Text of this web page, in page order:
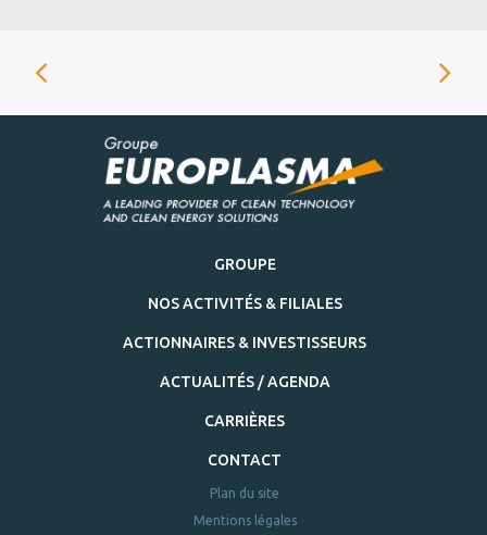
GROUPE
NOS ACTIVITÉS & FILIALES
ACTIONNAIRES & INVESTISSEURS
ACTUALITÉS / AGENDA
CARRIÈRES
CONTACT
Plan du site
Mentions légales